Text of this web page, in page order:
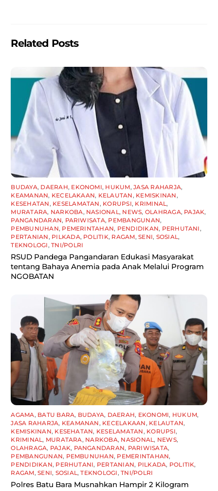
Related Posts
BUDAYA, DAERAH, EKONOMI, HUKUM,JASA RAHARJA,
KEAMANAN, KECELAKAAN, KELAUTAN, KEMISKINAN,
KESEHATAN, KESELAMATAN, KORUPSI, KRIMINAL,
MURATARA, NARKOBA, NASIONAL, NEWS, OLAHRAGA, PAJAK,
PANGANDARAN, PARIWISATA, PEMBANGUNAN,
PEMBUNUHAN, PEMERINTAHAN, PENDIDIKAN, PERHUTANI,
PERTANIAN, PILKADA, POLITIK, RAGAM,SENI, SOSIAL,
TEKNOLOGI,TNI/POLRI
RSUD Pandega Pangandaran Edukasi Masyarakat
tentang Bahaya Anemia pada Anak Melalui Program
NGOBATAN
AGAMA, BATU BARA, BUDAYA, DAERAH, EKONOMI, HUKUM,
JASA RAHARJA, KEAMANAN, KECELAKAAN, KELAUTAN,
KEMISKINAN, KESEHATAN, KESELAMATAN, KORUPSI,
KRIMINAL, MURATARA, NARKOBA, NASIONAL, NEWS,
OLAHRAGA, PAJAK, PANGANDARAN, PARIWISATA,
PEMBANGUNAN, PEMBUNUHAN, PEMERINTAHAN,
PENDIDIKAN, PERHUTANI, PERTANIAN, PILKADA, POLITIK,
RAGAM,SENI, SOSIAL,TEKNOLOGI,TNI/POLRI
Polres Batu Bara Musnahkan Hampir 2 Kilogram